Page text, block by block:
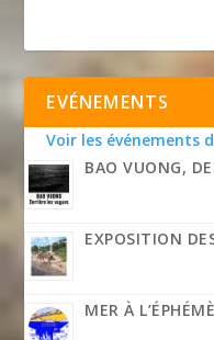
EVÉNEMENTS
Voir les événements
BAO VUONG,
EXPOSITION
MER À